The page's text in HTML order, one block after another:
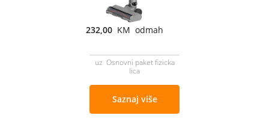
232,00 KM odmah
uz Osnovni paket fizicka
lica
Saznaj više